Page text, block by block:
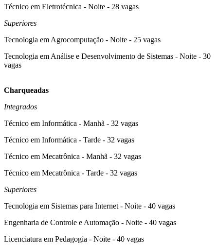
Técnico em Eletrotécnica - Noite - 28 vagas
Superiores
Tecnologia em Agrocomputação - Noite - 25 vagas
Tecnologia em Análise e Desenvolvimento de Sistemas - Noite - 30
vagas
Charqueadas
Integrados
Técnico em Informática - Manhã - 32 vagas
Técnico em Informática - Tarde - 32 vagas
Técnico em Mecatrônica - Manhã - 32 vagas
Técnico em Mecatrônica - Tarde - 32 vagas
Superiores
Tecnologia em Sistemas para Internet - Noite - 40 vagas
Engenharia de Controle e Automação - Noite - 40 vagas
Licenciatura em Pedagogia - Noite - 40 vagas